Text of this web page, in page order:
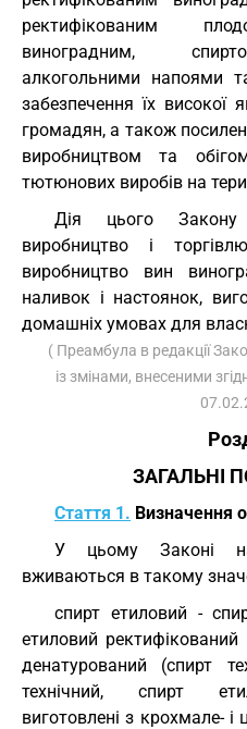
ректифікованим
виноградним,
алкогольними напоями
забезпечення їх високої
громадян, а також
виробництвом та
тютюнових виробів на
Дія цього
виробництво і
виробництво вин
наливок і настоянок,
домашніх умовах для
( Преамбула в редакції
із змінами, внесеними
ЗАГАЛЬНІ
Стаття 1. Визначення
У цьому Законі
вживаються в такому
спирт етиловий -
етиловий ректифікований
денатурований (спирт
технічний, спирт
виготовлені з крохмале- і